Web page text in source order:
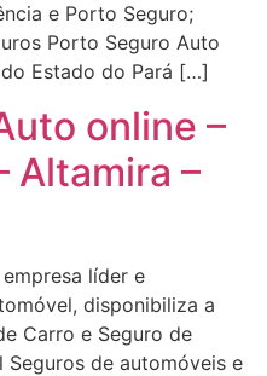
e Porto Seguro;
Porto Seguro Auto
Estado do Pará […]
online –
Altamira –
líder e
disponibiliza a
Carro e Seguro de
Seguros de automóveis e